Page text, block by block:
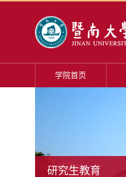
学院首页
研究生教育